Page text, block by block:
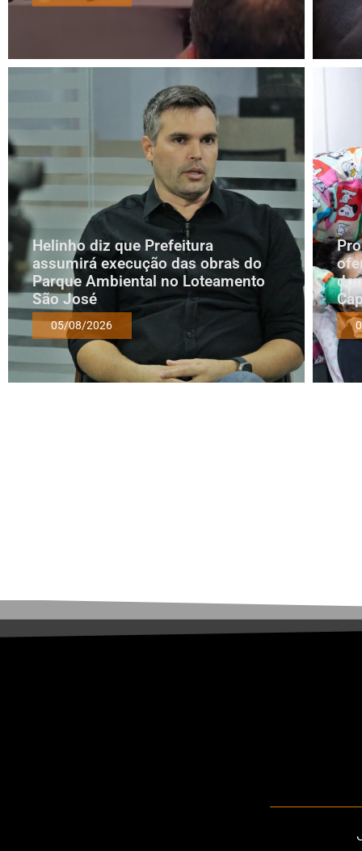
Helinho diz que Prefeitura
assumirá execução das obras do
Parque Ambiental no Loteamento
São José
05/08/2026